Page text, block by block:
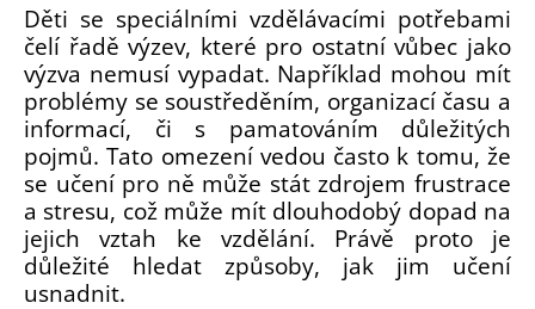
Děti se speciálními vzdělávacími potřebami
čelí řadě výzev, které pro ostatní vůbec jako
výzva nemusí vypadat. Například mohou mít
problémy se soustředěním, organizací času a
informací, či s pamatováním důležitých
pojmů. Tato omezení vedou často k tomu, že
se učení pro ně může stát zdrojem frustrace
a stresu, což může mít dlouhodobý dopad na
jejich vztah ke vzdělání. Právě proto je
důležité hledat způsoby, jak jim učení
usnadnit.